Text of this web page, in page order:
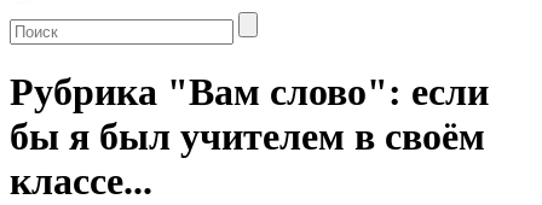
Рубрика "Вам слово": если
бы я был учителем в своём
классе...